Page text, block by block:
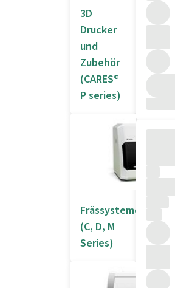
3D
Drucker
und
Zubehör
(CARES®
P series)
Frässysteme
(C, D, M
Series)